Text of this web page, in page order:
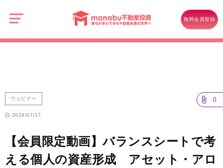
無料会員登録
【会員限定動画】バランスシートで考える個人の資産形成 アセット・
ウェビナー 0
2024/07/17
【会員限定動画】バランスシートで考
える個人の資産形成 アセット・アロ